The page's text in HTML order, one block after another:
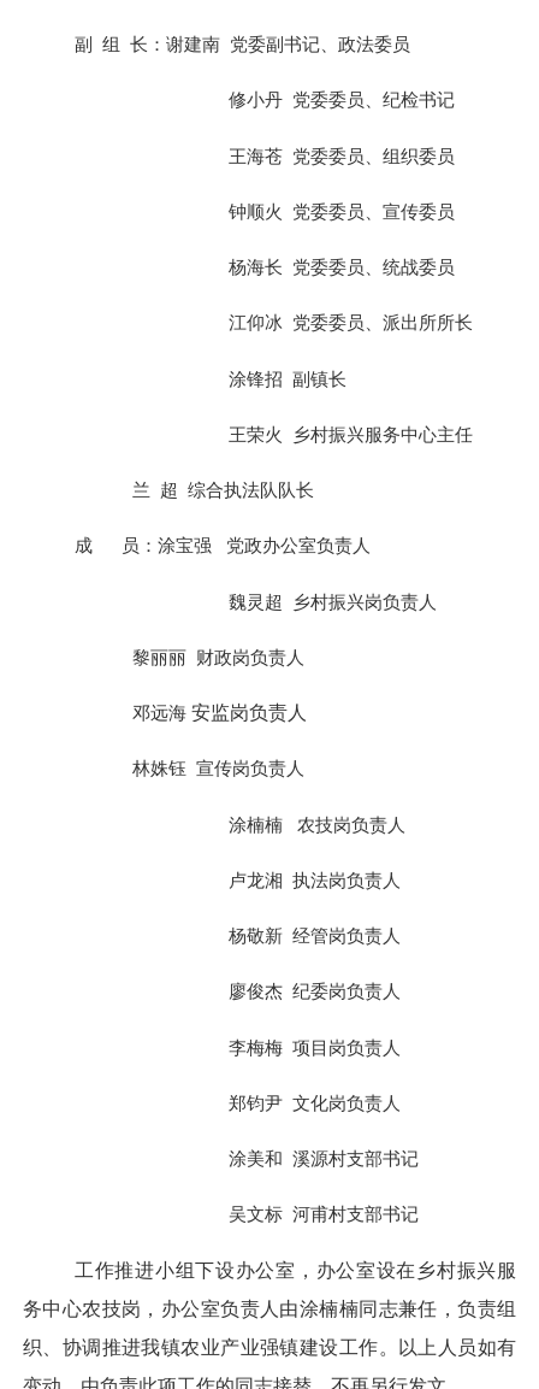
副 组 长：谢建南 党委副书记、政法委员
修小丹 党委委员、纪检书记
王海苍 党委委员、组织委员
钟顺火 党委委员、宣传委员
杨海长 党委委员、统战委员
江仰冰 党委委员、派出所所长
涂锋招 副镇长
王荣火 乡村振兴服务中心主任
兰 超 综合执法队队长
成 员：涂宝强 党政办公室负责人
魏灵超 乡村振兴岗负责人
黎丽丽 财政岗负责人
邓远海 安监岗负责人
林姝钰 宣传岗负责人
涂楠楠 农技岗负责人
卢龙湘 执法岗负责人
杨敬新 经管岗负责人
廖俊杰 纪委岗负责人
李梅梅 项目岗负责人
郑钧尹 文化岗负责人
涂美和 溪源村支部书记
吴文标 河甫村支部书记
工作推进小组下设办公室，办公室设在乡村振兴服
务中心农技岗，办公室负责人由涂楠楠同志兼任，负责组
织、协调推进我镇农业产业强镇建设工作。以上人员如有